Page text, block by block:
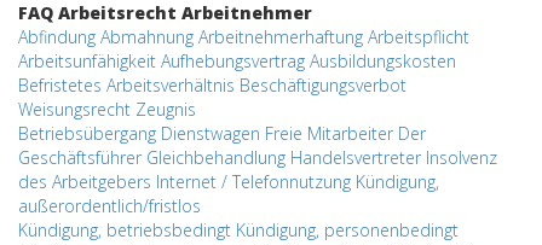
FAQ Arbeitsrecht Arbeitnehmer
Abfindung Abmahnung Arbeitnehmerhaftung Arbeitspflicht
Arbeitsunfähigkeit Aufhebungsvertrag Ausbildungskosten
Befristetes Arbeitsverhältnis Beschäftigungsverbot
Weisungsrecht Zeugnis
Betriebsübergang Dienstwagen Freie Mitarbeiter Der
Geschäftsführer Gleichbehandlung Handelsvertreter Insolvenz
des Arbeitgebers Internet / Telefonnutzung Kündigung,
außerordentlich/fristlos
Kündigung, betriebsbedingt Kündigung, personenbedingt